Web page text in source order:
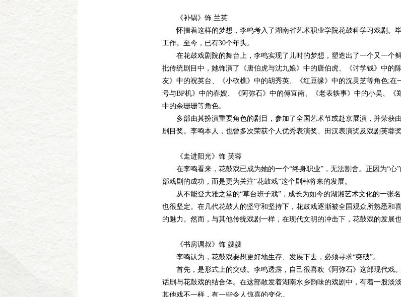
《补锅》饰 兰英
怀揣着这样的梦想，李鸣考入了湖南省艺术职业学院花鼓科学习戏剧。
工作。至今，已有30个年头。
在花鼓戏剧院的舞台上，李鸣实现了儿时的梦想，塑造出了一个又一个
批传统剧目中，她饰演了《唐伯虎与沈九娘》中的唐伯虎、《讨学钱》中的
友》中的祝英台、《小砍樵》中的胡秀英、《红豆缘》中的沈灵芝等角色;在
号与BP机》中的春嫂、《阿弥石》中的傅宜南、《老表轶事》中的小吴、《
中的余珊珊等角色。
多部由其扮演重要角色的剧目，参加了全国艺术节或赴京展演，并荣获由
剧目奖。李鸣本人，也曾多次荣获个人优秀表演奖、田汉表演奖及戏剧芙蓉奖
《走进阳光》饰 芙蓉
在李鸣看来，花鼓戏已成为她的一个“终身职业”，无法割舍。正因为“心
部戏剧的成功，而是更为关注“花鼓戏”这个剧种将来的发展。
从不能登大雅之堂的“草台班子戏”，成长为如今的湖湘艺术文化的一张名
也很坚定。在几代花鼓人的坚守和坚持下，花鼓戏逐渐被全国观众所熟悉和
的魅力。然而，与其他传统戏剧一样，在现代文明的冲击下，花鼓戏的发展也
《书房调叔》饰 嫂嫂
李鸣认为，花鼓戏要想更好地生存、发展下去，必须寻求“突破”。
首先，是形式上的突破。李鸣透露，自己很喜欢《阿弥石》这部现代戏
话剧与花鼓戏的结合体。在这部散发着湖南水乡韵味的戏剧中，有着一股淡
其他戏不一样，有一些令人惊喜的变化。